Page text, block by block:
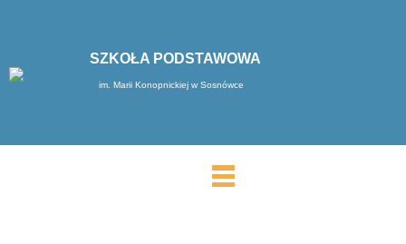
SZKOŁA PODSTAWOWA
im. Marii Konopnickiej w Sosnówce